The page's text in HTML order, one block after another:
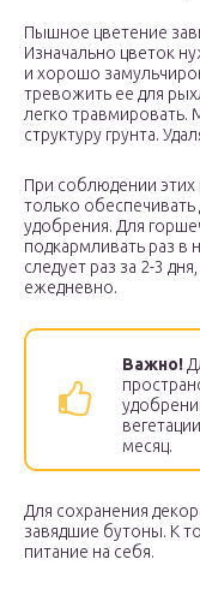
Пышное цветение
Изначально цветок
и хорошо
тревожить ее для
легко
структуру грунта.
При соблюдении этих
только
удобрения. Для
подкармливать раз в
следует раз за 2-3
ежедневно.
Важно!
месяц.
Для сохранения
завядшие бутоны. К
питание на себя.